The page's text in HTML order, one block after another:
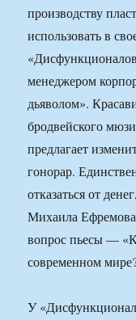
производству
использовать в
менеджером
дьяволом».
бродвейского
предлагает
гонорар.
отказаться от
Михаила
вопрос пьесы —
современном
У